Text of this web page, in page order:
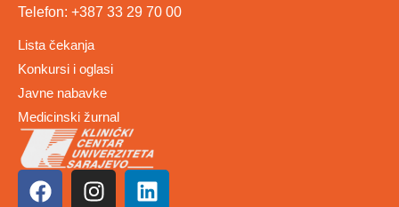
Telefon: +387 33 29 70 00
Lista čekanja
Konkursi i oglasi
Javne nabavke
Medicinski žurnal